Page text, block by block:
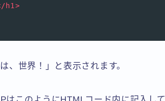
h1>
、世界！」と表示されます。